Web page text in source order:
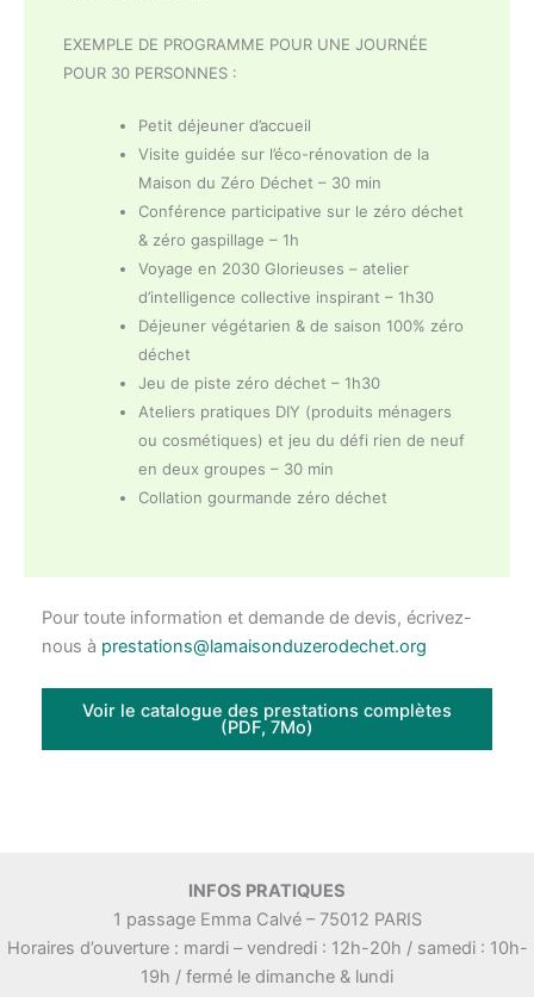
EXEMPLE DE PROGRAMME POUR UNE JOURNÉE
POUR 30 PERSONNES :
Petit déjeuner d’accueil
Visite guidée sur l’éco-rénovation de la
Maison du Zéro Déchet – 30 min
Conférence participative sur le zéro déchet
& zéro gaspillage – 1h
Voyage en 2030 Glorieuses – atelier
d’intelligence collective inspirant – 1h30
Déjeuner végétarien & de saison 100% zéro
déchet
Jeu de piste zéro déchet – 1h30
Ateliers pratiques DIY (produits ménagers
ou cosmétiques) et jeu du défi rien de neuf
en deux groupes – 30 min
Collation gourmande zéro déchet
Pour toute information et demande de devis, écrivez-
nous à prestations@lamaisonduzerodechet.org
Voir le catalogue des prestations complètes
(PDF, 7Mo)
INFOS PRATIQUES
1 passage Emma Calvé – 75012 PARIS
Horaires d’ouverture : mardi – vendredi : 12h-20h / samedi : 10h-
19h / fermé le dimanche & lundi